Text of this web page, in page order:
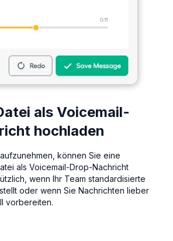
als Voicemail-
hochladen
können Sie eine
als Voicemail-Drop-Nachricht
wenn Ihr Team standardisierte
oder wenn Sie Nachrichten lieber
vorbereiten.